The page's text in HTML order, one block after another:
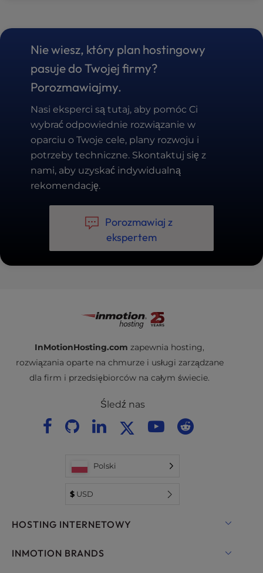
Nie wiesz, który plan hostingowy
pasuje do Twojej firmy?
Porozmawiajmy.
Nasi eksperci są tutaj, aby pomóc Ci
wybrać odpowiednie rozwiązanie w
oparciu o Twoje cele, plany rozwoju i
potrzeby techniczne. Skontaktuj się z
nami, aby uzyskać indywidualną
rekomendację.
Porozmawiaj z
ekspertem
InMotionHosting.com zapewnia hosting,
rozwiązania oparte na chmurze i usługi zarządzane
dla firm i przedsiębiorców na całym świecie.
Śledź nas
Polski
$USD
HOSTING INTERNETOWY
Hosting współdzielony
INMOTION BRANDS